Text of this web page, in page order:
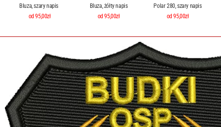
Bluza, szary napis
od 95,00zł
Bluza, żółty napis
od 95,00zł
Polar 280, szary napis
od 95,00zł